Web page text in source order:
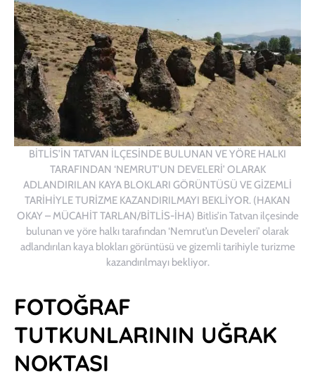
BİTLİS’İN TATVAN İLÇESİNDE BULUNAN VE YÖRE HALKI
TARAFINDAN ‘NEMRUT’UN DEVELERİ’ OLARAK
ADLANDIRILAN KAYA BLOKLARI GÖRÜNTÜSÜ VE GİZEMLİ
TARİHİYLE TURİZME KAZANDIRILMAYI BEKLİYOR. (HAKAN
OKAY – MÜCAHİT TARLAN/BİTLİS-İHA) Bitlis’in Tatvan ilçesinde
bulunan ve yöre halkı tarafından ‘Nemrut’un Develeri’ olarak
adlandırılan kaya blokları görüntüsü ve gizemli tarihiyle turizme
kazandırılmayı bekliyor.
FOTOĞRAF
TUTKUNLARININ UĞRAK
NOKTASI